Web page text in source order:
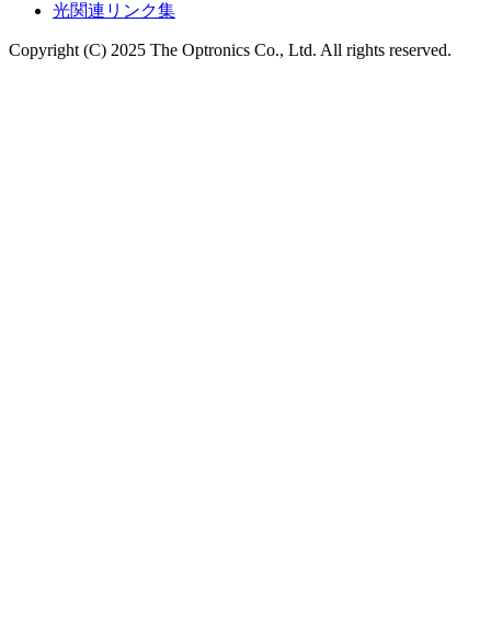
光関連リンク集
Copyright (C) 2025 The Optronics Co., Ltd. All rights reserved.